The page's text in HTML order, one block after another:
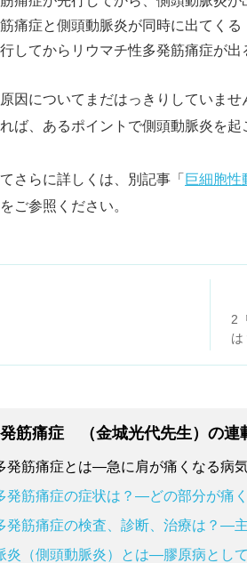
痛症と側頭動脈炎が同時に出てくる
してからリウマチ性多発筋痛症が出
因についてまだはっきりしていま
ば、あるポイントで側頭動脈炎を起
さらに詳しくは、別記事「 巨細胞
をご参照ください。
2
は
発筋痛症 （金城光代先生）の連
発筋痛症とは―急に肩が痛くなる病
発筋痛症の症状は？―どの部分が痛
発筋痛症の検査、診断、治療は？―
炎（側頭動脈炎）とは―膠原病とし